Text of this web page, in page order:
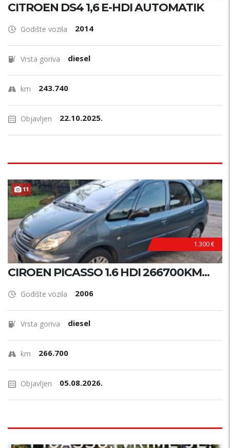
CITROEN DS4 1,6 E-HDI AUTOMATIK
Godište vozila 2014
Vrsta goriva diesel
km 243.740
Objavljen 22.10.2025.
11
1.300 €
CIROEN PICASSO 1.6 HDI 266700KM...
Godište vozila 2006
Vrsta goriva diesel
km 266.700
Objavljen 05.08.2026.